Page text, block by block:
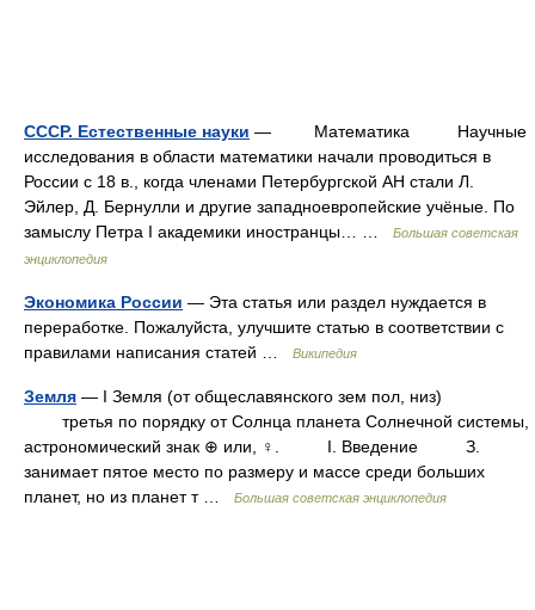
СССР. Естественные науки — Математика Научные
исследования в области математики начали проводиться в
России с 18 в., когда членами Петербургской АН стали Л.
Эйлер, Д. Бернулли и другие западноевропейские учёные. По
замыслу Петра I академики иностранцы… …
Большая советская
энциклопедия
Экономика России — Эта статья или раздел нуждается в
переработке. Пожалуйста, улучшите статью в соответствии с
правилами написания статей …
Википедия
Земля — I Земля (от общеславянского зем пол, низ)
третья по порядку от Солнца планета Солнечной системы,
астрономический знак ⊕ или, ♀. I. Введение З.
занимает пятое место по размеру и массе среди больших
планет, но из планет т …
Большая советская энциклопедия